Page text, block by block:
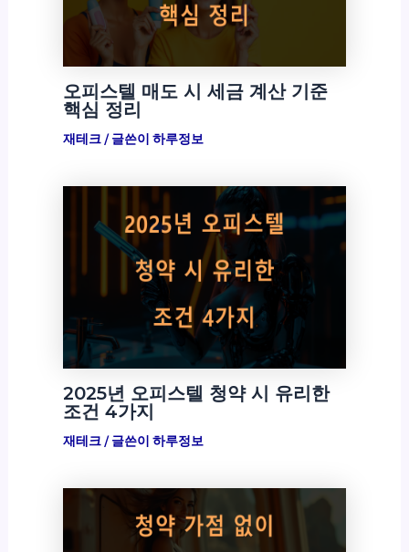
오피스텔 매도 시 세금 계산 기준
핵심 정리
재테크/ 글쓴이 하루정보
2025년 오피스텔 청약 시 유리한
조건 4가지
재테크/ 글쓴이 하루정보